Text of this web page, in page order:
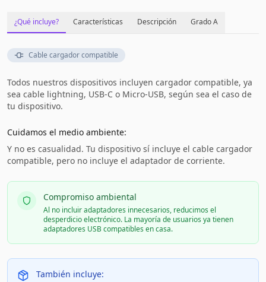
¿Qué incluye? Características Descripción Grado A
Cable cargador compatible
Todos nuestros dispositivos incluyen cargador compatible, ya
sea cable lightning, USB-C o Micro-USB, según sea el caso de
tu dispositivo.
Cuidamos el medio ambiente:
Y no es casualidad. Tu dispositivo sí incluye el cable cargador
compatible, pero no incluye el adaptador de corriente.
Compromiso ambiental
Al no incluir adaptadores innecesarios, reducimos el
desperdicio electrónico. La mayoría de usuarios ya tienen
adaptadores USB compatibles en casa.
También incluye: